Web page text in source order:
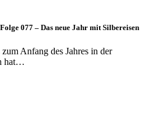
077 – Das neue Jahr mit Silbereisen
Anfang des Jahres in der
hat…